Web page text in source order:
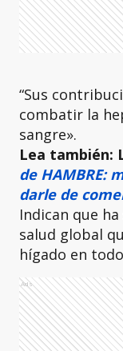
“Sus
combatir la
sangre».
Lea también:
de HAMBRE:
darle de
Indican que
salud global
hígado en
Ads